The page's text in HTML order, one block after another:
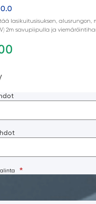
0.0
lasikuitusisuksen, alusrungon,
2m savupiipulla ja
*